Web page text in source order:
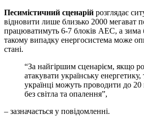
Песимістичний сценарій розглядає
відновити лише близько 2000 мегават
працюватимуть 6-7 блоків АЕС, а зима
такому випадку енергосистема може
стані.
“За найгіршим сценарієм, якщо
атакувати українську енергетику,
українці можуть проводити до
без світла та опалення”,
– зазначається у повідомленні.